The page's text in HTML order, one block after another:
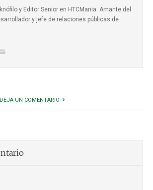
y Editor Senior en HTCMania. Amante del
y jefe de relaciones públicas de
DEJA UN COMENTARIO